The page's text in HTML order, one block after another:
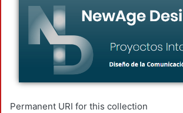
Permanent URI for this collection